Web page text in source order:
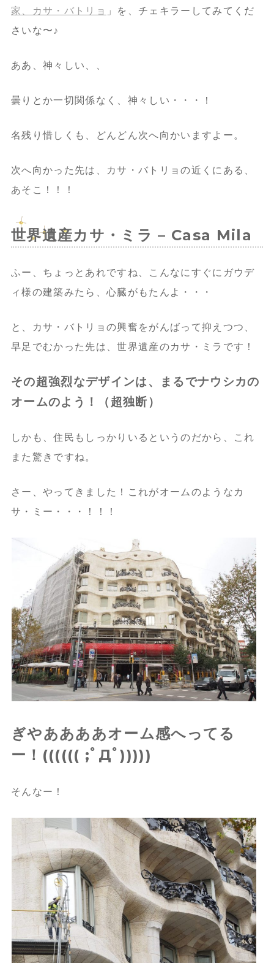
家、カサ・バトリョ 」を、チェキラーしてみてくだ
さいな〜♪
ああ、神々しい、、
曇りとか一切関係なく、神々しい・・・！
名残り惜しくも、どんどん次へ向かいますよー。
次へ向かった先は、カサ・バトリョの近くにある、
あそこ！！！
世界遺産カサ・ミラ – Casa Mila
ふー、ちょっとあれですね、こんなにすぐにガウデ
ィ様の建築みたら、心臓がもたんよ・・・
と、カサ・バトリョの興奮をがんばって抑えつつ、
早足でむかった先は、世界遺産のカサ・ミラです！
その超強烈なデザインは、まるでナウシカの
オームのよう！（超独断）
しかも、住民もしっかりいるというのだから、これ
また驚きですね。
さー、やってきました！これがオームのようなカ
サ・ミー・・・！！！
ぎやああああオーム感へってる
ー！(((((( ;ﾟДﾟ)))))
そんなー！